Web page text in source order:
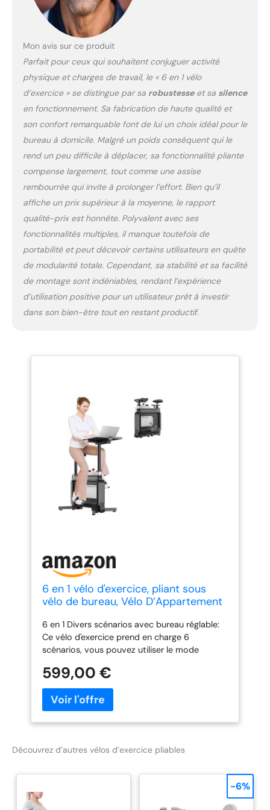
directement lorsqu'il est déployé. Faible bruit,
jambes pliables, poignées amovibles et
plateau pour économiser plus d'espace. La
taille pliée de notre vélos d'appartement est
de 27,5’’*13,7’*29’/70cm*34,8cm*73,8cm, qui
peut être facilement stocké dans le coffre ou
les coins. Les grandes roues avant peuvent
vous aider à transporter ou déplacer ce vélo
de bureau facilement. Ajustement de
résistance de 8 niveaux: Notre vélo d'exercice
niveaux de réglage de résistance. Vous
pouvez ajuster la résistance à différentes
personnes ou des objectifs d'exercice en
faisant tourner le bouton. Et ce vélo d'exercice
pliable peut supporter un poids maximum de
120KG / 264lb, la hauteur du siège peut être
ajustée de 77,8cm / 30,6in à 104,8cm / 41,3in,
les personnes plus grandes ou plus lourdes
peuvent également l'utiliser. Design humanisé:
Notre vélos de fitness magnétique à l'intérieur
a un porte-téléphone pliable qui est caché
dans le bureau, vous permettant de libérer
vos mains pendant l'exercice. Conception de
fente de bouteille, votre bouteille est plus
choisir le bureau en plastique ou en bois
massif, les pédales de pied pliables ou
régulières, et même vous pouvez choisir les
sièges réguliers ou les sièges X-lager. Si vous
avez des questions sur notre vélo d'exercice,
n'hésitez pas à nous contacter et nous vous
donnerons une réponse satisfaite.
Mon avis sur ce produit
Parfait pour ceux qui souhaitent conjuguer activité
physique et charges de travail, le « 6 en 1 vélo
d’exercice » se distingue par sa robustesseet sa silence
en fonctionnement. Sa fabrication de haute qualité et
son confort remarquable font de lui un choix idéal pour le
bureau à domicile. Malgré un poids conséquent qui le
rend un peu difficile à déplacer, sa fonctionnalité pliante
compense largement, tout comme une assise
rembourrée qui invite à prolonger l’effort. Bien qu’il
affiche un prix supérieur à la moyenne, le rapport
qualité-prix est honnête. Polyvalent avec ses
fonctionnalités multiples, il manque toutefois de
portabilité et peut décevoir certains utilisateurs en quête
de modularité totale. Cependant, sa stabilité et sa facilité
de montage sont indéniables, rendant l’expérience
d’utilisation positive pour un utilisateur prêt à investir
dans son bien-être tout en restant productif.
6 en 1 vélo d'exercice, pliant sous
vélo de bureau, Vélo D’Appartement
magnétique, Capacité 264lbs vélo
d'exercice stationnaire pour la salle
de sport à la maison
6 en 1 Divers scénarios avec bureau réglable:
Ce vélo d'exercice prend en charge 6
scénarios, vous pouvez utiliser le mode
et son mode de réunion court unique vous
permet d'avoir une réunion sans retarder
votre entraînement. Viens avec un bureau
réglable, la hauteur de la table basée peut
être ajustée en fonction de vos besoins.
d'arrêt d'urgence, le vélo D’appartement
lorsque vous le mettez en pause en cas
rapidement pliées et dépliées avec une
599,00 €
Découvrez d’autres vélos d’exercice pliables
-6%